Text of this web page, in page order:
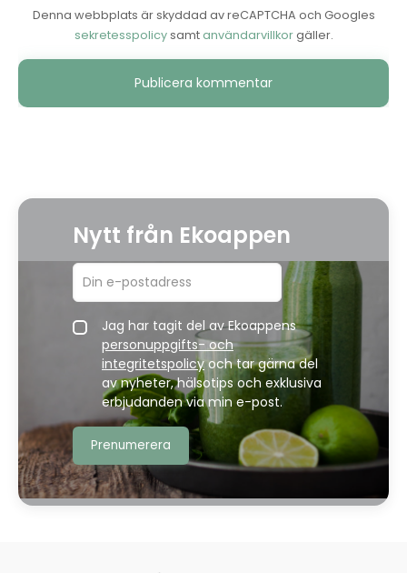
Denna webbplats är skyddad av reCAPTCHA och Googles
sekretesspolicysamtanvändarvillkorgäller.
Alternative:
Nytt från Ekoappen
Jag har tagit del av Ekoappens
personuppgifts- och
integritetspolicyoch tar gärna del
av nyheter, hälsotips och exklusiva
erbjudanden via min e-post.